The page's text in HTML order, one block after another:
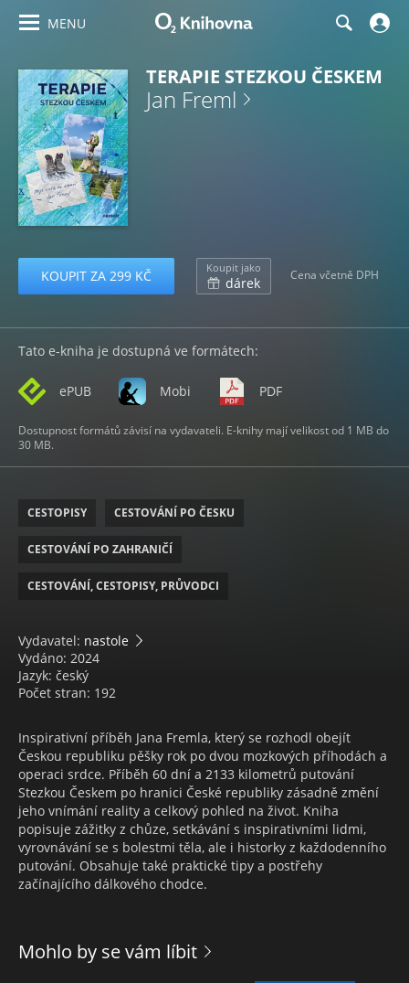
MENU
TERAPIE STEZKOU ČESKEM
Jan Freml
KOUPIT ZA 299 KČ Koupit jako
dárek Cena včetně DPH
Tato e-kniha je dostupná ve formátech:
ePUB Mobi PDF
Dostupnost formátů závisí na vydavateli. E-knihy mají velikost od 1 MB do
30 MB.
CESTOPISY CESTOVÁNÍ PO ČESKU
CESTOVÁNÍ PO ZAHRANIČÍ
CESTOVÁNÍ, CESTOPISY, PRŮVODCI
Vydavatel: nastole
Vydáno: 2024
Jazyk: český
Počet stran: 192
Inspirativní příběh Jana Fremla, který se rozhodl obejít
Českou republiku pěšky rok po dvou mozkových příhodách a
operaci srdce. Příběh 60 dní a 2133 kilometrů putování
Stezkou Českem po hranici České republiky zásadně změní
jeho vnímání reality a celkový pohled na život. Kniha
popisuje zážitky z chůze, setkávání s inspirativními lidmi,
vyrovnávání se s bolestmi těla, ale i historky z každodenního
putování. Obsahuje také praktické tipy a postřehy
začínajícího dálkového chodce.
Mohlo by se vám líbit